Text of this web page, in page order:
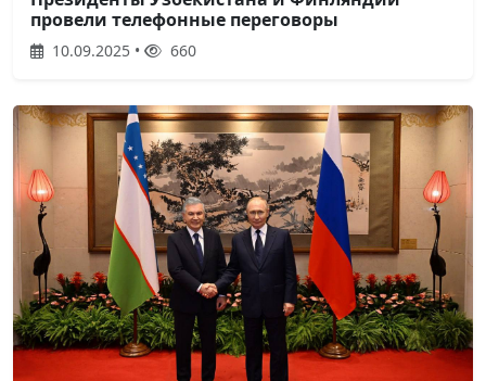
провели телефонные переговоры
10.09.2025 • 660